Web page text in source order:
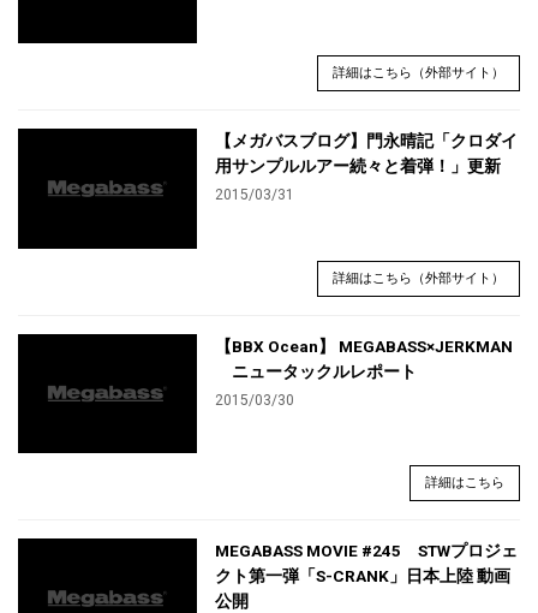
詳細はこちら（外部サイト）
【メガバスブログ】門永晴記「クロダイ
用サンプルルアー続々と着弾！」更新
2015/03/31
詳細はこちら（外部サイト）
【BBX Ocean】 MEGABASS×JERKMAN
ニュータックルレポート
2015/03/30
詳細はこちら
MEGABASS MOVIE #245 STWプロジェ
クト第一弾「S-CRANK」日本上陸 動画
公開